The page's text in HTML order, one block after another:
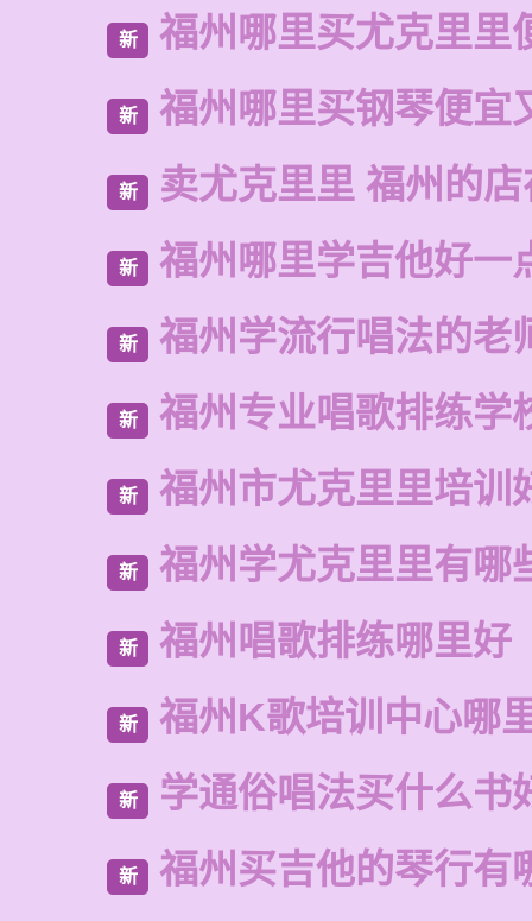
新 福州哪里买尤克里里
新 福州哪里买钢琴便宜
新 卖尤克里里 福州的
新 福州哪里学吉他好一
新 福州学流行唱法的老
新 福州专业唱歌排练学
新 福州市尤克里里培训
新 福州学尤克里里有哪
新 福州唱歌排练哪里好
新 福州K歌培训中心哪
新 学通俗唱法买什么书
新 福州买吉他的琴行有